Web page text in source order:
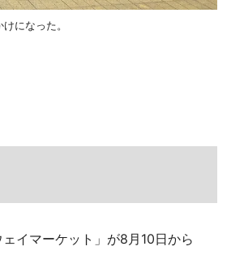
になった。
イマーケット」が8月10日から